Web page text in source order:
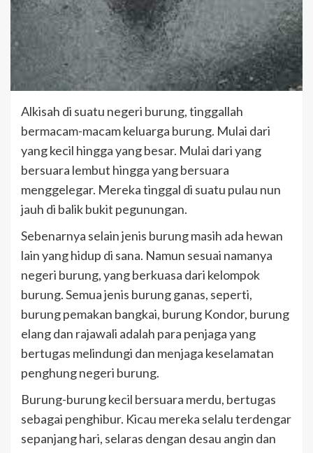
Alkisah di suatu negeri burung, tinggallah
bermacam-macam keluarga burung. Mulai dari
yang kecil hingga yang besar. Mulai dari yang
bersuara lembut hingga yang bersuara
menggelegar. Mereka tinggal di suatu pulau nun
jauh di balik bukit pegunungan.
Sebenarnya selain jenis burung masih ada hewan
lain yang hidup di sana. Namun sesuai namanya
negeri burung, yang berkuasa dari kelompok
burung. Semua jenis burung ganas, seperti,
burung pemakan bangkai, burung Kondor, burung
elang dan rajawali adalah para penjaga yang
bertugas melindungi dan menjaga keselamatan
penghung negeri burung.
Burung-burung kecil bersuara merdu, bertugas
sebagai penghibur. Kicau mereka selalu terdengar
sepanjang hari, selaras dengan desau angin dan